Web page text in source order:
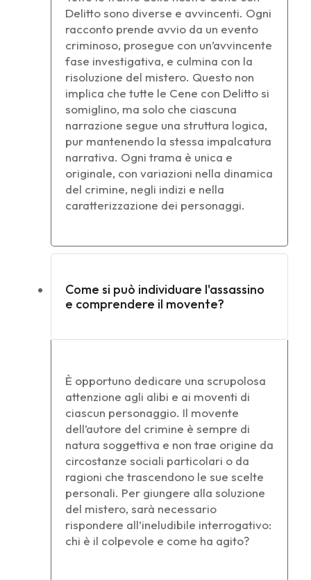
Delitto sono diverse e avvincenti. Ogni
racconto prende avvio da un evento
criminoso, prosegue con un’avvincente
fase investigativa, e culmina con la
risoluzione del mistero. Questo non
implica che tutte le Cene con Delitto si
somiglino, ma solo che ciascuna
narrazione segue una struttura logica,
pur mantenendo la stessa impalcatura
narrativa. Ogni trama è unica e
originale, con variazioni nella dinamica
del crimine, negli indizi e nella
caratterizzazione dei personaggi.
Come si può individuare l'assassino
e comprendere il movente?
È opportuno dedicare una scrupolosa
attenzione agli alibi e ai moventi di
ciascun personaggio. Il movente
dell’autore del crimine è sempre di
natura soggettiva e non trae origine da
circostanze sociali particolari o da
ragioni che trascendono le sue scelte
personali. Per giungere alla soluzione
del mistero, sarà necessario
rispondere all’ineludibile interrogativo:
chi è il colpevole e come ha agito?